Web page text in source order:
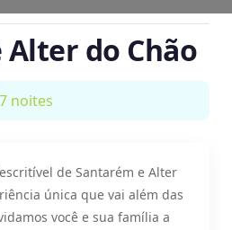
do Chão
noites
de Santarém e Alter
única que vai além das
você e sua família a